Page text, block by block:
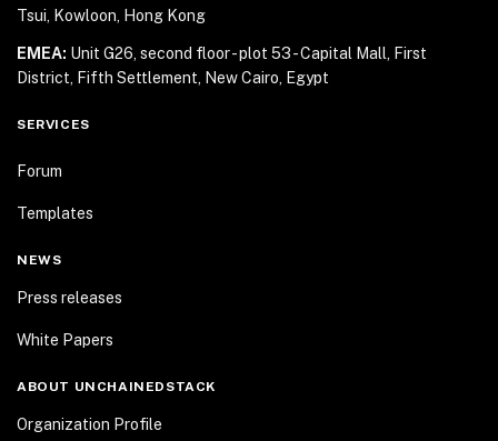
Tsui, Kowloon, Hong Kong
EMEA: Unit G26, second floor - plot 53 - Capital Mall,
First
District, Fifth Settlement, New Cairo, Egypt
SERVICES
Forum
Templates
NEWS
Press releases
White Papers
ABOUT UNCHAINEDSTACK
Organization Profile